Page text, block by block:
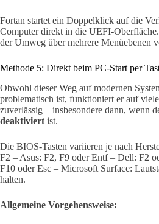
Fortan startet ein Doppelklick auf die
Computer direkt in die UEFI-
der Umweg über mehrere Menüebenen
Methode 5: Direkt beim PC-Start per
Obwohl dieser Weg auf modernen
problematisch ist, funktioniert er auf
zuverlässig – insbesondere dann, wenn
deaktiviert ist.
Die BIOS-Tasten variieren je nach
F2 – Asus: F2, F9 oder Entf – Dell: F2
F10 oder Esc – Microsoft Surface:
halten.
Allgemeine Vorgehensweise: